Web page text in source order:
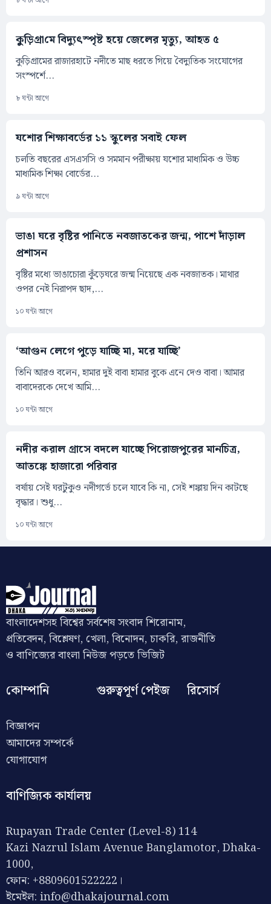
কুুড়িগ্রা‌মে বিদ্যুৎস্পৃষ্ট হয়ে জেলের মৃত্যু, আহত ৫
কুড়িগ্রামের রাজারহাটে নদীতে মাছ ধরতে গিয়ে বৈদ্যুতিক সংযোগের
সংস্পর্শে...
৮ ঘন্টা আগে
যশোর শিক্ষাবর্ডের ১১ স্কুলের সবাই ফেল
চলতি বছরের এসএসসি ও সমমান পরীক্ষায় যশোর মাধ্যমিক ও উচ্চ
মাধ্যমিক শিক্ষা বোর্ডের...
৯ ঘন্টা আগে
ভাঙা ঘরে বৃষ্টির পানিতে নবজাতকের জন্ম, পাশে দাঁড়াল
প্রশাসন
বৃষ্টির মধ্যে ভাঙাচোরা কুঁড়েঘরে জন্ম নিয়েছে এক নবজাতক। মাথার
ওপর নেই নিরাপদ ছাদ,...
১০ ঘন্টা আগে
‘আগুন লেগে পুড়ে যাচ্ছি মা, মরে যাচ্ছি’
তিনি আরও বলেন, হামার দুই বাবা হামার বুকে এনে দেও বাবা। আমার
বাবাদেরকে দেখে আমি...
১০ ঘন্টা আগে
নদীর করাল গ্রাসে বদলে যাচ্ছে পিরোজপুরের মানচিত্র,
আতঙ্কে হাজারো পরিবার
বর্ষায় সেই ঘরটুকুও নদীগর্ভে চলে যাবে কি না, সেই শঙ্কায় দিন কাটছে
বৃদ্ধার। শুধু...
১০ ঘন্টা আগে
বাংলাদেশসহ বিশ্বের সর্বশেষ সংবাদ শিরোনাম,
প্রতিবেদন, বিশ্লেষণ, খেলা, বিনোদন, চাকরি, রাজনীতি
ও বাণিজ্যের বাংলা নিউজ পড়তে ভিজিট
কোম্পানি
বিজ্ঞাপন
আমাদের সম্পর্কে
যোগাযোগ
গুরুত্বপূর্ণ পেইজ রিসোর্স
বাণিজ্যিক কার্যালয়
Rupayan Trade Center (Level-8) 114
Kazi Nazrul Islam Avenue Banglamotor, Dhaka-
1000,
ফোন: +8809601522222।
ইমেইল: info@dhakajournal.com